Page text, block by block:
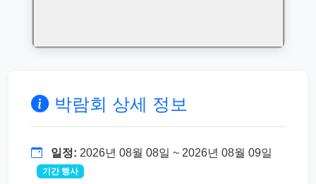
박람회 상세 정보
일정: 2026년 08월 08일 ~ 2026년 08월 09일
기간 행사